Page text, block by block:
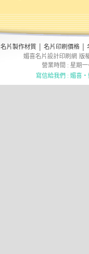
名片製作材質 名片印刷價格
媚喜名片設計印刷網 版
營業時間 : 星期
寫信給我們 : 媚喜‧